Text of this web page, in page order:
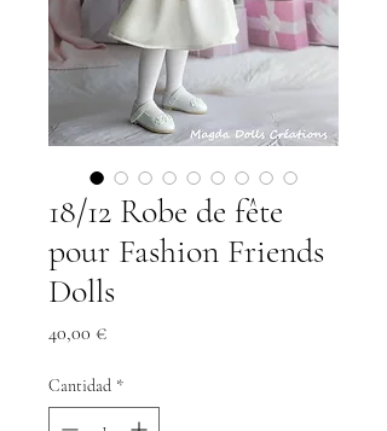
18/12 Robe de fête
pour Fashion Friends
Dolls
40,00 €Precio
Cantidad *